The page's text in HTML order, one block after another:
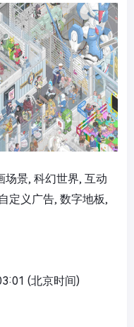
场景, 科幻世界, 互动
定义广告, 数字地板,
(北京时间)